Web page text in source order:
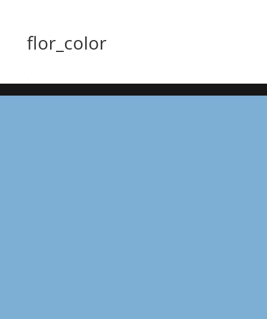
flor_color